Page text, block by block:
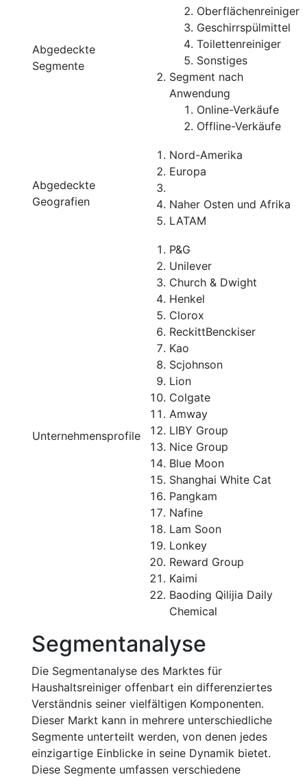
Abgedeckte
Segmente
Oberflächenreiniger
Geschirrspülmittel
Toilettenreiniger
Sonstiges
Segment nach
Anwendung
Online-Verkäufe
Offline-Verkäufe
Abgedeckte
Geografien
Nord-Amerika
Europa
Naher Osten und Afrika
LATAM
Unternehmensprofile
P&G
Unilever
Church & Dwight
Henkel
Clorox
ReckittBenckiser
Kao
Scjohnson
Lion
Colgate
Amway
LIBY Group
Nice Group
Blue Moon
Shanghai White Cat
Pangkam
Nafine
Lam Soon
Lonkey
Reward Group
Kaimi
Baoding Qilijia Daily
Chemical
Segmentanalyse
Die Segmentanalyse des Marktes für
Haushaltsreiniger offenbart ein differenziertes
Verständnis seiner vielfältigen Komponenten.
Dieser Markt kann in mehrere unterschiedliche
Segmente unterteilt werden, von denen jedes
einzigartige Einblicke in seine Dynamik bietet.
Diese Segmente umfassen verschiedene